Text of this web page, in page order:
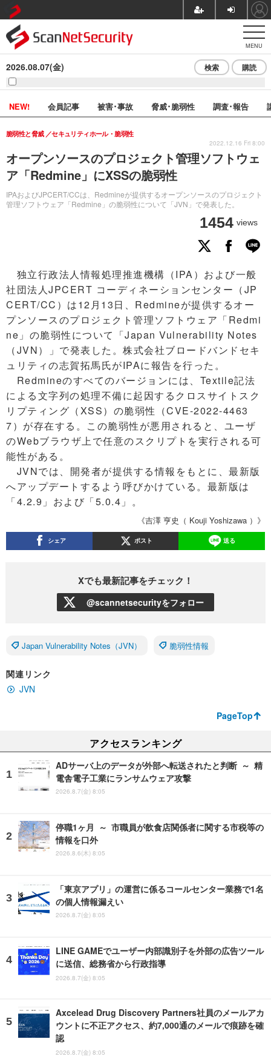
MENU
2026.08.07(金) 検索 購読
NEW! 会員記事 被害･事故 脅威･脆弱性 調査･報告
オープンソースのプロジェクト管理ソフトウェ
ア「Redmine」にXSSの脆弱性
IPAおよびJPCERT/CCは、Redmineが提供するオープンソースのプロジェクト
管理ソフトウェア「Redmine」の脆弱性について「JVN」で発表した。
脆弱性と脅威 セキュリティホール・脆弱性
1454 views
2022.12.16 Fri 8:00
独立行政法人情報処理推進機構（IPA）および一般
社団法人JPCERT コーディネーションセンター（JP
CERT/CC）は12月13日、Redmineが提供するオー
プンソースのプロジェクト管理ソフトウェア「Redmi
ne」の脆弱性について「Japan Vulnerability Notes
（JVN）」で発表した。株式会社ブロードバンドセキ
ュリティの志賀拓馬氏がIPAに報告を行った。
Redmineのすべてのバージョンには、Textile記法
による文字列の処理不備に起因するクロスサイトスク
リプティング（XSS）の脆弱性（CVE-2022-4463
7）が存在する。この脆弱性が悪用されると、ユーザ
のWebブラウザ上で任意のスクリプトを実行される可
能性がある。
JVNでは、開発者が提供する情報をもとに、最新版
へアップデートするよう呼びかけている。最新版は
「4.2.9」および「5.0.4」。
《吉澤 亨史（ Kouji Yoshizawa ）》
シェア ポスト 送る
Xでも最新記事をチェック！
@scannetsecurityをフォロー
Japan Vulnerability Notes（JVN） 脆弱性情報
関連リンク
JVN
PageTop
アクセスランキング
ADサーバ上のデータが外部へ転送されたと判断 ～ 精
電舎電子工業にランサムウェア攻撃
2026.8.7(金) 8:05
停職1ヶ月 ～ 市職員が飲食店関係者に関する市税等の
情報を口外
2026.8.6(木) 8:05
「東京アプリ」の運営に係るコールセンター業務で1名
の個人情報漏えい
2026.8.7(金) 8:05
LINE GAMEでユーザー内部識別子を外部の広告ツール
に送信、総務省から行政指導
2026.8.7(金) 8:05
Axcelead Drug Discovery Partners社員のメールアカ
ウントに不正アクセス、約7,000通のメールで痕跡を確
認
2026.8.7(金) 8:05